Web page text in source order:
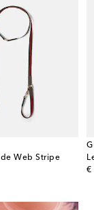
Web Stripe
€